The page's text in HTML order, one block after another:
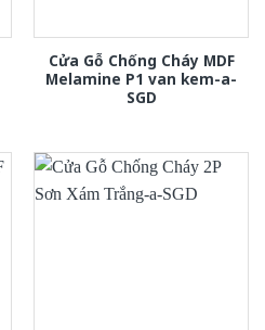
Cửa Gỗ Chống Cháy MDF
Melamine P1 van kem-a-
SGD